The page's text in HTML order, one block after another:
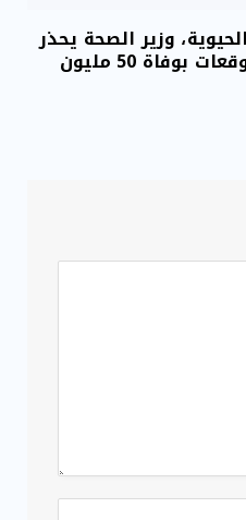
وزير الصحة يحذر
من مقاومة الميكروبات: توقعات بوفاة 50 مليون